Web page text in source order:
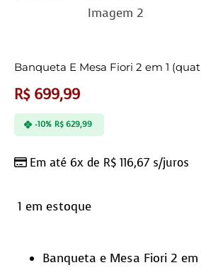
Banqueta E Mesa Fiori 2 em 1
R$699,99
Em até 6x de R$ 116,67 s/juros
-10% R$629,99
1 em estoque
Banqueta e Mesa Fiori 2